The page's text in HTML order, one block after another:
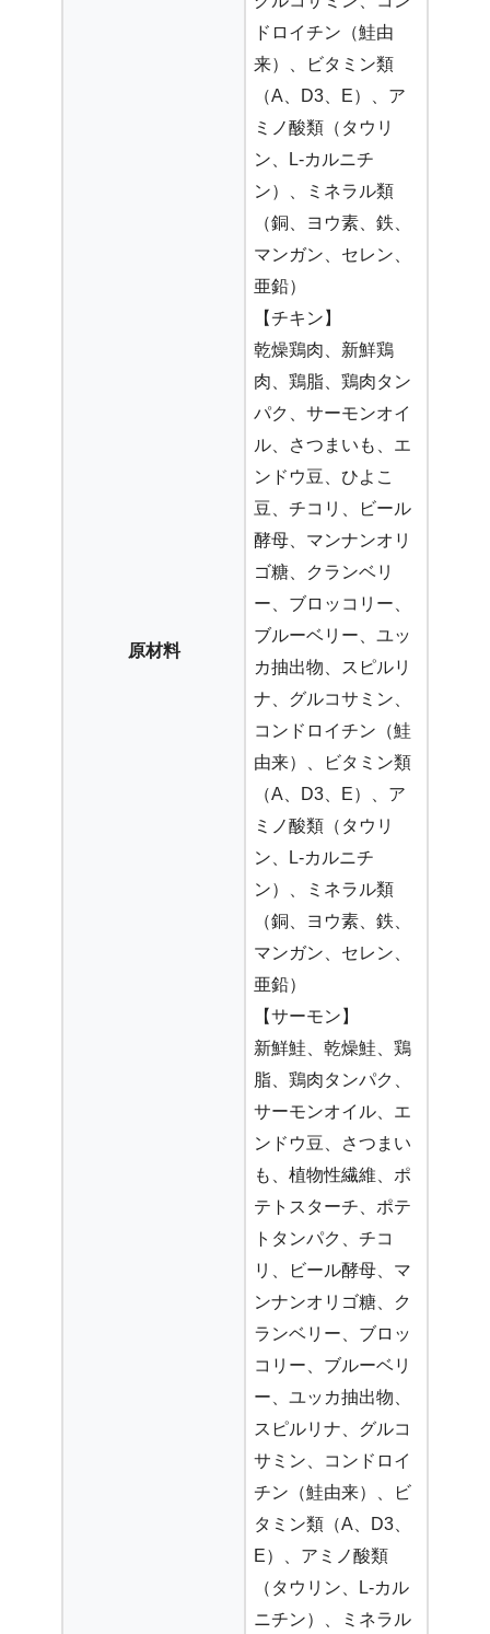
原材料
ドロイチン（鮭由
来）、ビタミン類
（A、D3、E）、ア
ミノ酸類（タウリ
ン、L-カルニチ
ン）、ミネラル類
（銅、ヨウ素、鉄、
マンガン、セレン、
亜鉛）
【チキン】
乾燥鶏肉、新鮮鶏
肉、鶏脂、鶏肉タン
パク、サーモンオイ
ル、さつまいも、エ
ンドウ豆、ひよこ
豆、チコリ、ビール
酵母、マンナンオリ
ゴ糖、クランベリ
ー、ブロッコリー、
ブルーベリー、ユッ
カ抽出物、スピルリ
ナ、グルコサミン、
コンドロイチン（鮭
由来）、ビタミン類
（A、D3、E）、ア
ミノ酸類（タウリ
ン、L-カルニチ
ン）、ミネラル類
（銅、ヨウ素、鉄、
マンガン、セレン、
亜鉛）
【サーモン】
新鮮鮭、乾燥鮭、鶏
脂、鶏肉タンパク、
サーモンオイル、エ
ンドウ豆、さつまい
も、植物性繊維、ポ
テトスターチ、ポテ
トタンパク、チコ
リ、ビール酵母、マ
ンナンオリゴ糖、ク
ランベリー、ブロッ
コリー、ブルーベリ
ー、ユッカ抽出物、
スピルリナ、グルコ
サミン、コンドロイ
チン（鮭由来）、ビ
タミン類（A、D3、
E）、アミノ酸類
（タウリン、L-カル
ニチン）、ミネラル